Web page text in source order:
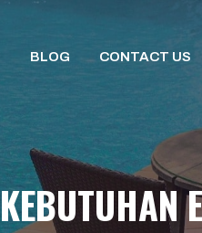
BLOG CONTACT US